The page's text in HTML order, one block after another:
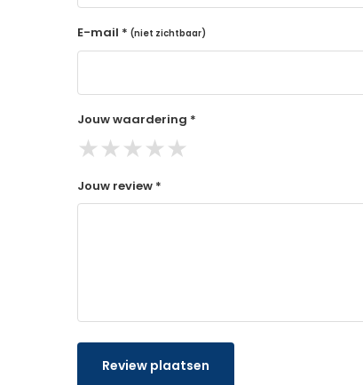
E-mail * (niet zichtbaar)
Jouw waardering *
★★★★★
Jouw review *
Review plaatsen